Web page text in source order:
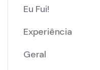
Eu Fui!
Experiência
Geral